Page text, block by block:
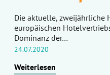
Die aktuelle, zweijährliche
europäischen
Dominanz der…
24.07.2020
Weiterlesen